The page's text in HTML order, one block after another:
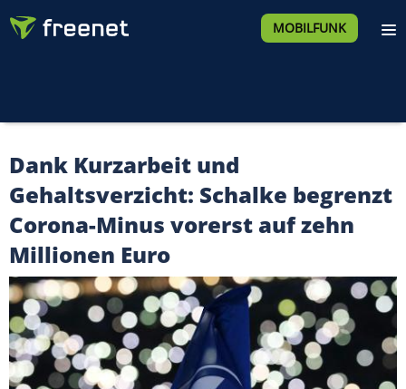
MOBILFUNK
Dank Kurzarbeit und
Gehaltsverzicht: Schalke begrenzt
Corona-Minus vorerst auf zehn
Millionen Euro